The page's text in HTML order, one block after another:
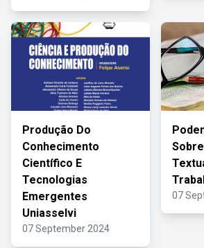
Produção Do
Conhecimento
Científico E
Tecnologias
Emergentes
Uniasselvi
07 September 2024
07